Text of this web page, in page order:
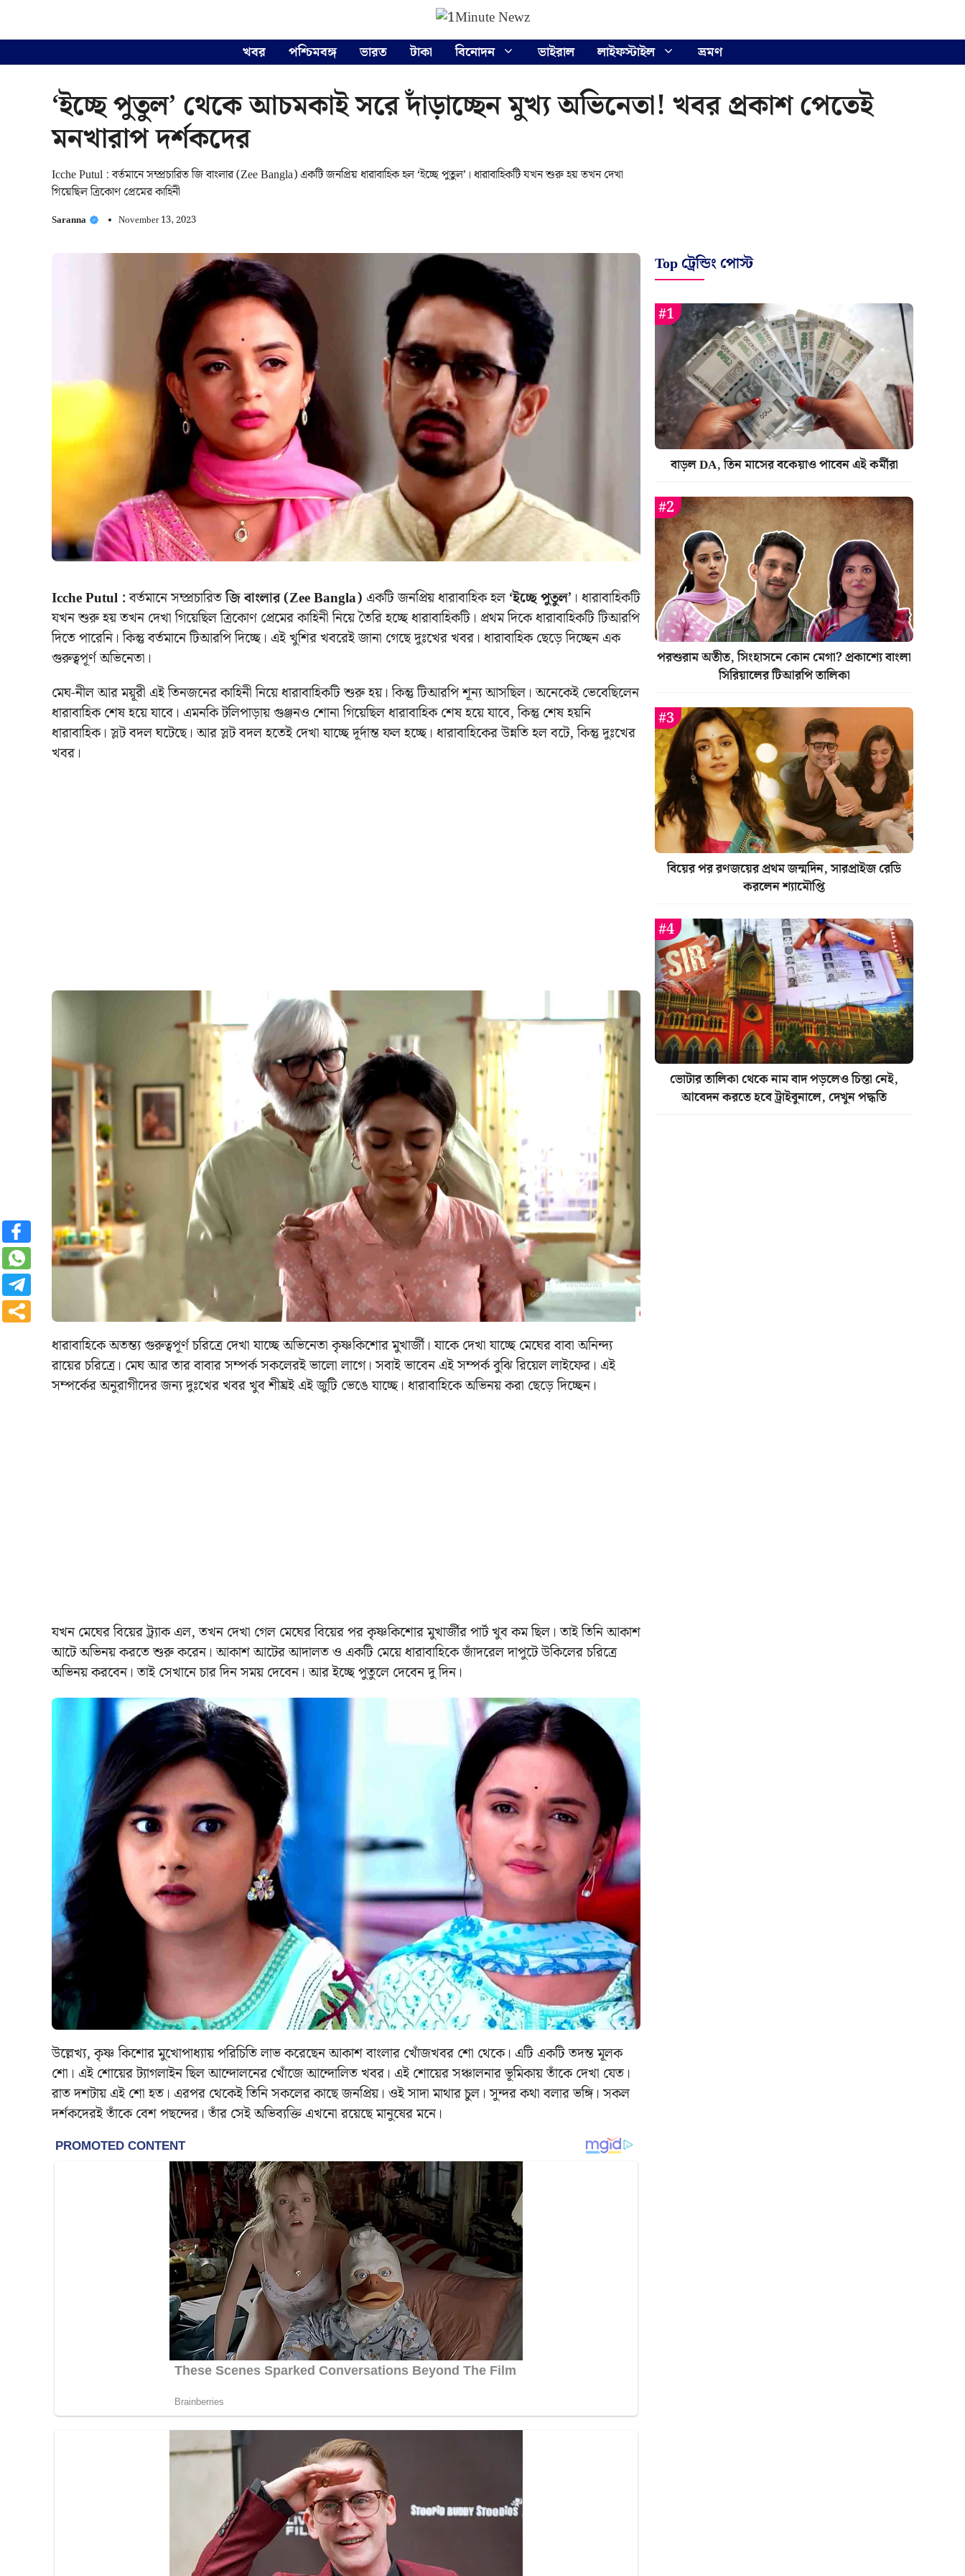
খবর পশ্চিমবঙ্গ ভারত টাকা বিনোদন ভাইরাল লাইফস্টাইল ভ্রমণ
‘ইচ্ছে পুতুল’ থেকে আচমকাই সরে দাঁড়াচ্ছেন মুখ্য অভিনেতা! খবর প্রকাশ পেতেই
মনখারাপ দর্শকদের
Icche Putul : বর্তমানে সম্প্রচারিত জি বাংলার (Zee Bangla) একটি জনপ্রিয় ধারাবাহিক হল ‘ইচ্ছে পুতুল’। ধারাবাহিকটি যখন শুরু হয় তখন দেখা
গিয়েছিল ত্রিকোণ প্রেমের কাহিনী
Saranna November 13, 2023
Icche Putul :বর্তমানে সম্প্রচারিতজি বাংলার (Zee Bangla) একটি জনপ্রিয় ধারাবাহিক হল‘ইচ্ছে পুতুল’ । ধারাবাহিকটি
যখন শুরু হয় তখন দেখা গিয়েছিল ত্রিকোণ প্রেমের কাহিনী নিয়ে তৈরি হচ্ছে ধারাবাহিকটি। প্রথম দিকে ধারাবাহিকটি টিআরপি
দিতে পারেনি। কিন্তু বর্তমানে টিআরপি দিচ্ছে। এই খুশির খবরেই জানা গেছে দুঃখের খবর। ধারাবাহিক ছেড়ে দিচ্ছেন এক
গুরুত্বপূর্ণ অভিনেতা।
মেঘ-নীল আর ময়ূরী এই তিনজনের কাহিনী নিয়ে ধারাবাহিকটি শুরু হয়। কিন্তু টিআরপি শূন্য আসছিল। অনেকেই ভেবেছিলেন
ধারাবাহিক শেষ হয়ে যাবে। এমনকি টলিপাড়ায় গুঞ্জনও শোনা গিয়েছিল ধারাবাহিক শেষ হয়ে যাবে, কিন্তু শেষ হয়নি
ধারাবাহিক। স্লট বদল ঘটেছে। আর স্লট বদল হতেই দেখা যাচ্ছে দূর্দান্ত ফল হচ্ছে। ধারাবাহিকের উন্নতি হল বটে, কিন্তু দুঃখের
খবর।
ধারাবাহিকে অতন্ত্য গুরুত্বপূর্ণ চরিত্রে দেখা যাচ্ছে অভিনেতা কৃষ্ণকিশোর মুখার্জী। যাকে দেখা যাচ্ছে মেঘের বাবা অনিন্দ্য
রায়ের চরিত্রে। মেঘ আর তার বাবার সম্পর্ক সকলেরই ভালো লাগে। সবাই ভাবেন এই সম্পর্ক বুঝি রিয়েল লাইফের। এই
সম্পর্কের অনুরাগীদের জন্য দুঃখের খবর খুব শীঘ্রই এই জুটি ভেঙে যাচ্ছে। ধারাবাহিকে অভিনয় করা ছেড়ে দিচ্ছেন।
যখন মেঘের বিয়ের ট্র্যাক এল, তখন দেখা গেল মেঘের বিয়ের পর কৃষ্ণকিশোর মুখার্জীর পার্ট খুব কম ছিল। তাই তিনি আকাশ
আটে অভিনয় করতে শুরু করেন। আকাশ আটের আদালত ও একটি মেয়ে ধারাবাহিকে জাঁদরেল দাপুটে উকিলের চরিত্রে
অভিনয় করবেন। তাই সেখানে চার দিন সময় দেবেন। আর ইচ্ছে পুতুলে দেবেন দু দিন।
উল্লেখ্য, কৃষ্ণ কিশোর মুখোপাধ্যায় পরিচিতি লাভ করেছেন আকাশ বাংলার খোঁজখবর শো থেকে। এটি একটি তদন্ত মূলক
শো। এই শোয়ের ট্যাগলাইন ছিল আন্দোলনের খোঁজে আন্দোলিত খবর। এই শোয়ের সঞ্চালনার ভূমিকায় তাঁকে দেখা যেত।
রাত দশটায় এই শো হত। এরপর থেকেই তিনি সকলের কাছে জনপ্রিয়। ওই সাদা মাথার চুল। সুন্দর কথা বলার ভঙ্গি। সকল
দর্শকদেরই তাঁকে বেশ পছন্দের। তাঁর সেই অভিব্যক্তি এখনো রয়েছে মানুষের মনে।
Top ট্রেন্ডিং পোস্ট
বাড়ল DA, তিন মাসের বকেয়াও পাবেন এই কর্মীরা
পরশুরাম অতীত, সিংহাসনে কোন মেগা? প্রকাশ্যে বাংলা
সিরিয়ালের টিআরপি তালিকা
বিয়ের পর রণজয়ের প্রথম জন্মদিন, সারপ্রাইজ রেডি
করলেন শ্যামৌপ্তি
ভোটার তালিকা থেকে নাম বাদ পড়লেও চিন্তা নেই,
আবেদন করতে হবে ট্রাইবুনালে, দেখুন পদ্ধতি